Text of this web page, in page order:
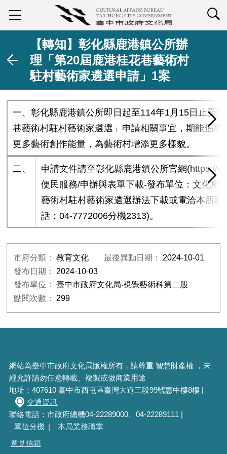
【轉知】彰化縣鹿港鎮公所辦
理「第20屆鹿港桂花巷藝術村
駐村藝術家遴選申請」1案
一、彰化縣鹿港鎮公所即日起至114年1月15日止受
巷藝術村駐村藝術家遴選」申請相關事宜，期能倡導
更多藝術創作能量，為藝術村增添更多樣貌。
二、
申請文件請至彰化縣鹿港鎮公所官網(https://
便民服務/申辦與表單下載-發布單位：文化所/
藝術村駐村藝術家遴選辦法下載或電洽本所聯
話：04-7772006分機2313)。
市府分類：教育文化 最後異動日期： 2024-10-01
發布日期： 2024-10-03
發布單位：臺中市政府文化局‧視覺藝術科第二股
點閱次數： 299
網站為臺中市政府文化局版權所有，請尊重 智慧財產權 ，未
經允許請勿任意轉載、複製或做商業用途
地址：407610 臺中市西屯區臺灣大道三段99號惠中樓8樓 |
交通資訊
聯絡電話：市政府總機04-22289000、04-22289111 |
單位分機 |
本局業務職掌
意見信箱